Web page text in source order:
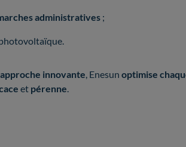
administratives ;
approche innovante, Enesun optimise
et pérenne.